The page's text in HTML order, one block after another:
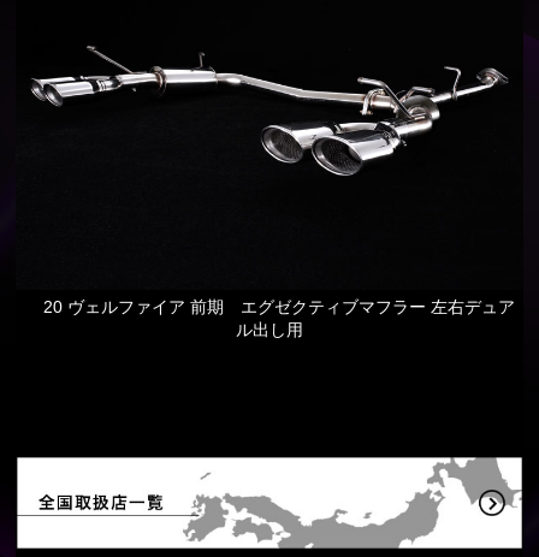
20 ヴェルファイア 前期 エグゼクティブマフラー 左右デュア
ル出し用